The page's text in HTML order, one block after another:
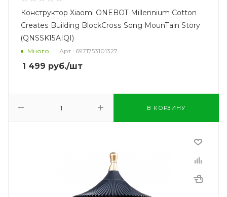
Конструктор Xiaomi ONEBOT Millennium Cotton
Creates Building BlockCross Song MounTain Story
(QNSSK15AIQI)
Много Арт.: 6971753101327
1 499 руб./шт
В КОРЗИНУ